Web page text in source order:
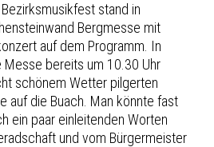
stand in
Bergmesse mit
auf dem Programm. In
bereits um 10.30 Uhr
schönem Wetter pilgerten
auf die Buach. Man könnte fast
ein paar einleitenden Worten
und vom Bürgermeister